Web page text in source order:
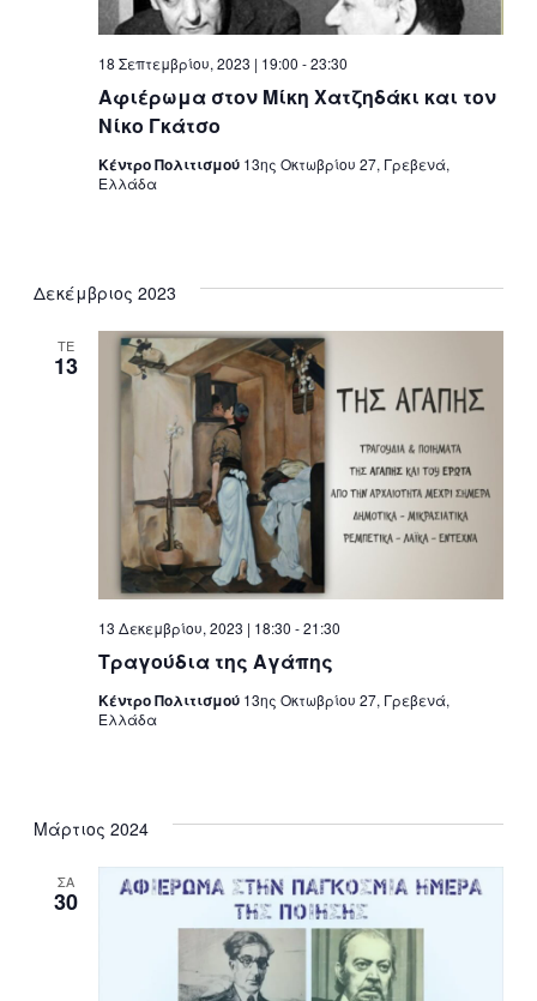
Αφιέρωμα στον Μίκη Χατζηδάκι και τον
Νίκο Γκάτσο
18 Σεπτεμβρίου, 2023 | 19:00 -23:30
Κέντρο Πολιτισμού 13ης Οκτωβρίου 27, Γρεβενά,
Ελλάδα
Δεκέμβριος 2023
ΤΕ
13
Τραγούδια της Αγάπης
13 Δεκεμβρίου, 2023 | 18:30 -21:30
Κέντρο Πολιτισμού 13ης Οκτωβρίου 27, Γρεβενά,
Ελλάδα
Μάρτιος 2024
ΣΑ
30